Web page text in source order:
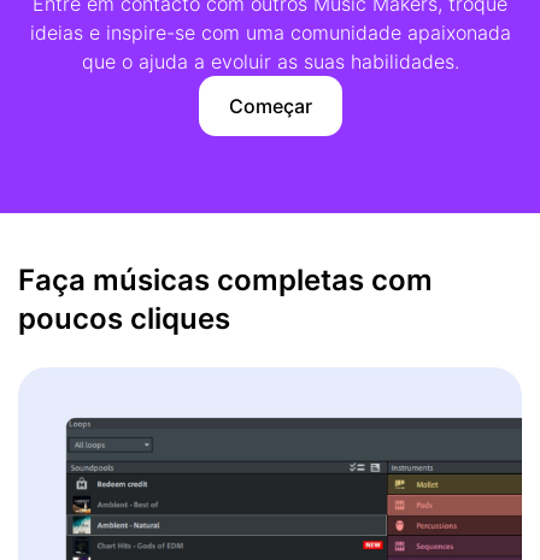
ideias e inspire-se com uma comunidade apaixonada
que o ajuda a evoluir as suas habilidades.
Começar
Faça músicas completas com
poucos cliques